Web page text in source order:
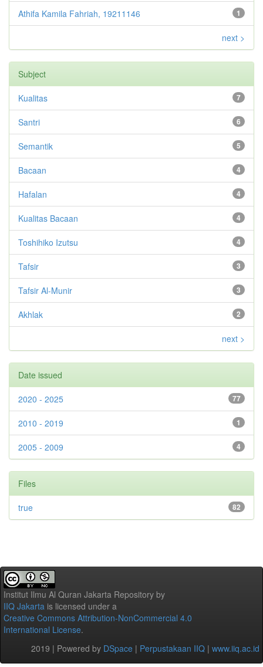
1
Athifa Kamila Fahriah, 19211146
next >
Subject
7
Kualitas
6
Santri
5
Semantik
4
Bacaan
4
Hafalan
4
Kualitas Bacaan
4
Toshihiko Izutsu
3
Tafsir
3
Tafsir Al-Munir
2
Akhlak
next >
Date issued
77
2020 - 2025
1
2010 - 2019
4
2005 - 2009
Files
82
true
Institut Ilmu Al Quran Jakarta Repository by
IIQ Jakarta is licensed under a
Creative Commons Attribution-NonCommercial 4.0
International License.
2019 | Powered by DSpace | Perpustakaan IIQ | www.iiq.ac.id